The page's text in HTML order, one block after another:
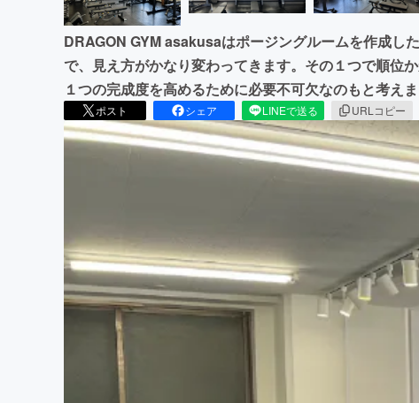
DRAGON GYM asakusaはポージングルームを作成し
で、見え方がかなり変わってきます。その１つで順位
１つの完成度を高めるために必要不可欠なのもと考えま
ポスト シェア LINEで送る URLコピー